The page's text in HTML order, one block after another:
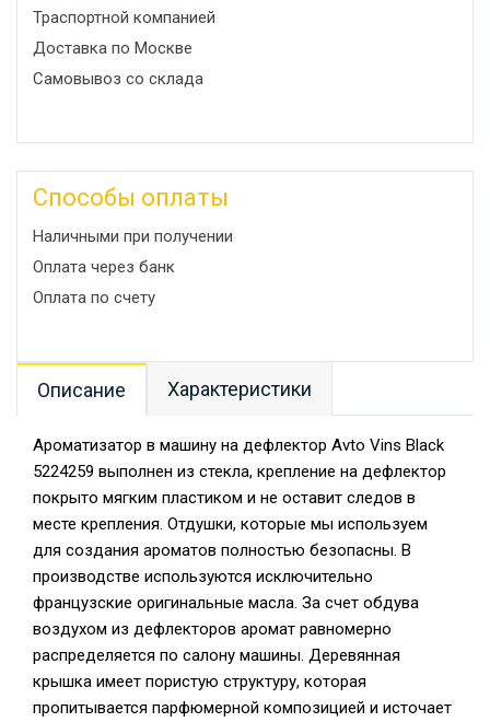
Траспортной компанией
Доставка по Москве
Самовывоз со склада
Способы оплаты
Наличными при получении
Оплата через банк
Оплата по счету
Описание Характеристики
Ароматизатор в машину на дефлектор Avto Vins Black
5224259 выполнен из стекла, крепление на дефлектор
покрыто мягким пластиком и не оставит следов в
месте крепления. Отдушки, которые мы используем
для создания ароматов полностью безопасны. В
производстве используются исключительно
французские оригинальные масла. За счет обдува
воздухом из дефлекторов аромат равномерно
распределяется по салону машины. Деревянная
крышка имеет пористую структуру, которая
пропитывается парфюмерной композицией и источает